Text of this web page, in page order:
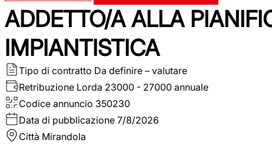
ADDETTO/A ALLA
IMPIANTISTICA
Tipo di contratto Da definire – valutare
Retribuzione Lorda 23000 - 27000 annuale
Codice annuncio 350230
Data di pubblicazione 7/8/2026
Città Mirandola